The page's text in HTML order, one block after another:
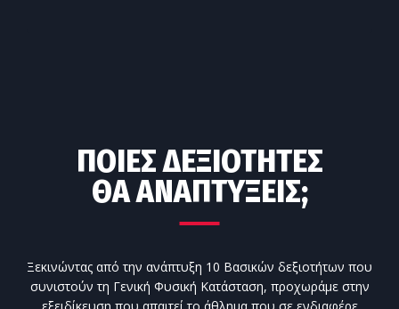
ΠΟΙΕΣ ΔΕΞΙΌΤΗΤΕΣ
ΘΑ ΑΝΑΠΤΎΞΕΙΣ;
Ξεκινώντας από την ανάπτυξη 10 Βασικών δεξιοτήτων που
συνιστούν τη Γενική Φυσική Κατάσταση, προχωράμε στην